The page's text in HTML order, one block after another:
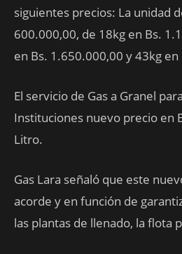
siguientes precios: La unidad
600.000,00, de 18kg en Bs.
en Bs. 1.650.000,00 y 43kg
El servicio de Gas a Granel
Instituciones nuevo precio en
Litro.
Gas Lara señaló que este
acorde y en función de
las plantas de llenado, la flota